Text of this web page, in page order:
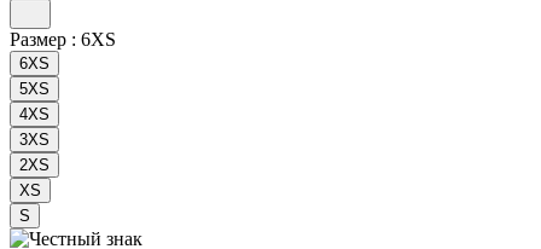
Размер : 6XS
6XS
5XS
4XS
3XS
2XS
XS
S